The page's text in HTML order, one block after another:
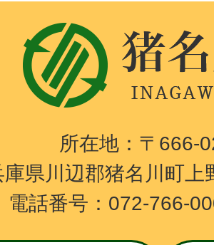
猪
名
川
N
A
G
所在地：〒
庫県川辺郡猪名川町上
電話番号：072-766-